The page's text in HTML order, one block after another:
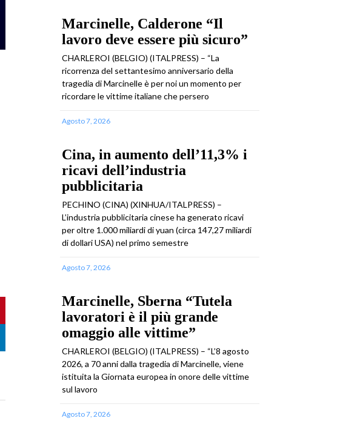
Marcinelle, Calderone “Il
lavoro deve essere più sicuro”
CHARLEROI (BELGIO) (ITALPRESS) – “La
ricorrenza del settantesimo anniversario della
tragedia di Marcinelle è per noi un momento per
ricordare le vittime italiane che persero
Agosto 7, 2026
Cina, in aumento dell’11,3% i
ricavi dell’industria
pubblicitaria
PECHINO (CINA) (XINHUA/ITALPRESS) –
L’industria pubblicitaria cinese ha generato ricavi
per oltre 1.000 miliardi di yuan (circa 147,27 miliardi
di dollari USA) nel primo semestre
Agosto 7, 2026
Marcinelle, Sberna “Tutela
lavoratori è il più grande
omaggio alle vittime”
CHARLEROI (BELGIO) (ITALPRESS) – “L’8 agosto
2026, a 70 anni dalla tragedia di Marcinelle, viene
istituita la Giornata europea in onore delle vittime
sul lavoro
Agosto 7, 2026